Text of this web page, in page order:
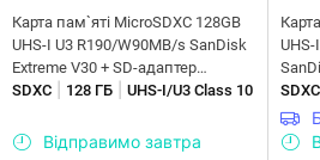
Карта пам`ятi MicroSDXC 128GB
UHS-I U3 R190/W90MB/s SanDisk
Extreme V30 + SD-адаптер
(SDSQXAA-128G-GN6AA)
SDXC 128 ГБ UHS-I/U3 Class 10
Відправимо завтра
SDXC